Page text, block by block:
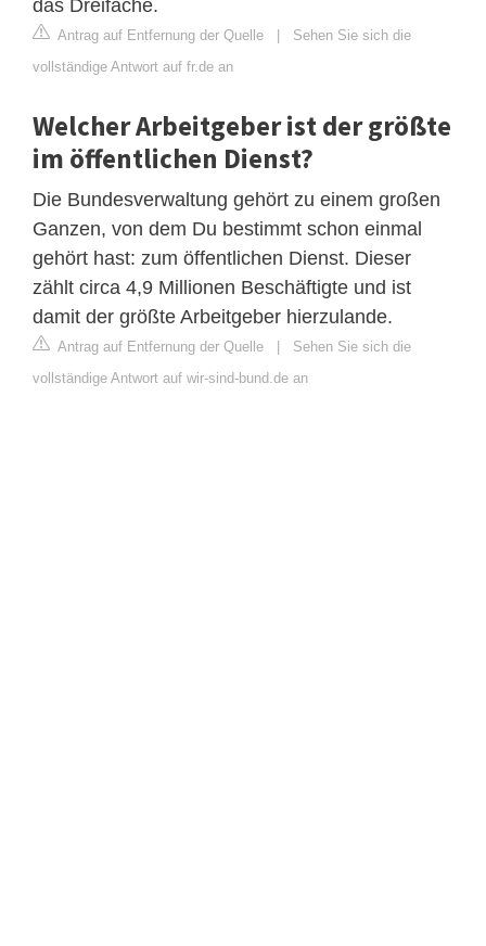
das Dreifache.
Antrag auf Entfernung der Quelle | Sehen Sie sich die
vollständige Antwort auf fr.de an
Welcher Arbeitgeber ist der größte
im öffentlichen Dienst?
Die Bundesverwaltung gehört zu einem großen
Ganzen, von dem Du bestimmt schon einmal
gehört hast: zum öffentlichen Dienst. Dieser
zählt circa 4,9 Millionen Beschäftigte und ist
damit der größte Arbeitgeber hierzulande.
Antrag auf Entfernung der Quelle | Sehen Sie sich die
vollständige Antwort auf wir-sind-bund.de an